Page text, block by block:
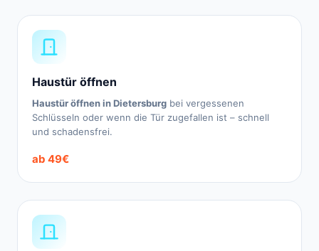
Haustür öffnen
Haustür öffnen in Dietersburg bei vergessenen
Schlüsseln oder wenn die Tür zugefallen ist – schnell
und schadensfrei.
ab 49€